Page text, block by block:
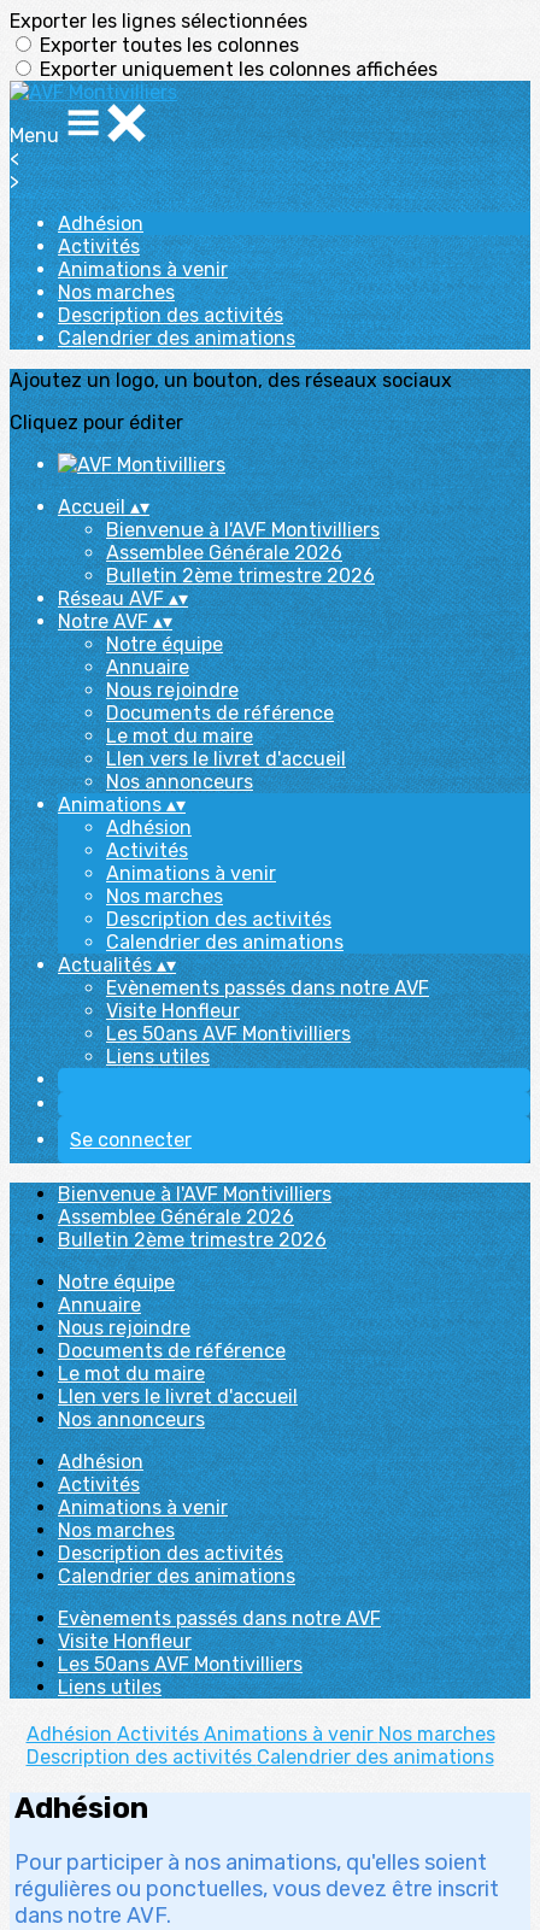
Exporter les lignes sélectionnées
Exporter toutes les colonnes
Exporter uniquement les colonnes affichées
Menu
<
>
Adhésion
Activités
Animations à venir
Nos marches
Description des activités
Calendrier des animations
Ajoutez un logo, un bouton, des réseaux sociaux
Cliquez pour éditer
Accueil▴▾
Bienvenue à l'AVF Montivilliers
Assemblee Générale 2026
Bulletin 2ème trimestre 2026
Réseau AVF▴▾
Notre AVF▴▾
Notre équipe
Annuaire
Nous rejoindre
Documents de référence
Le mot du maire
LIen vers le livret d'accueil
Nos annonceurs
Animations ▴▾
Adhésion
Activités
Animations à venir
Nos marches
Description des activités
Calendrier des animations
Actualités▴▾
Evènements passés dans notre AVF
Visite Honfleur
Les 50ans AVF Montivilliers
Liens utiles
Se connecter
Bienvenue à l'AVF Montivilliers
Assemblee Générale 2026
Bulletin 2ème trimestre 2026
Notre équipe
Annuaire
Nous rejoindre
Documents de référence
Le mot du maire
LIen vers le livret d'accueil
Nos annonceurs
Adhésion
Activités
Animations à venir
Nos marches
Description des activités
Calendrier des animations
Evènements passés dans notre AVF
Visite Honfleur
Les 50ans AVF Montivilliers
Liens utiles
Adhésion Activités Animations à venir Nos marches
Description des activités Calendrier des animations
Adhésion
Pour participer à nos animations, qu'elles soient
régulières ou ponctuelles, vous devez être inscrit
dans notre AVF.